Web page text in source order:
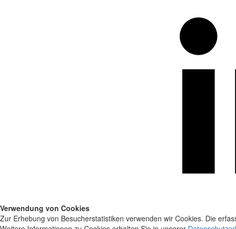
Verwendung von Cookies
Zur Erhebung von Besucherstatistiken verwenden wir Cookies. Die